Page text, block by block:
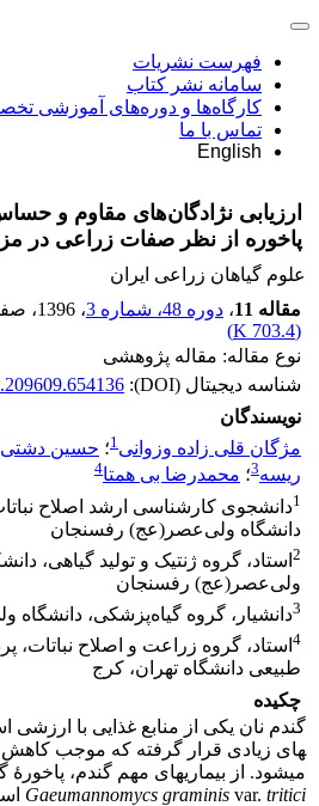
فهرست نشریات
سامانه نشر کتاب
کارگاه‌ها و دوره‌های آموزشی
تماس با ما
English
ارزیابی نژادگان‌های مقاوم و
پاخوره از نظر صفات زراعی در
علوم گیاهان زراعی ایران
مقاله 11
، دوره 48، شماره 3 ، 1396 ،
(
703.4 K
)
نوع مقاله: مقاله پژوهشی
شناسه دیجیتال (DOI):
نویسندگان
مژگان قلی زاده وزوانی1؛ حسین دشتی
ریسه3؛ محمدرضا بی همتا4
1دانشجوی کارشناسی ارشد اصلاح
دانشگاه ولی‌عصر(عج) رفسنجان
2 استاد، گروه ژنتیک و تولید گیاهی،
ولی‌عصر(عج) رفسنجان
3دانشیار، گروه گیاه‌پزشکی،
4 استاد، گروه زراعت و اصلاح نباتات،
طبیعی دانشگاه تهران، کرج
چکیده
های زیادی قرار گرفته که موجب
می‎شود. از بیماری­های مهم گندم، پاخورۀ گندم با عامل
Gaeumannomycs graminis var. tritici